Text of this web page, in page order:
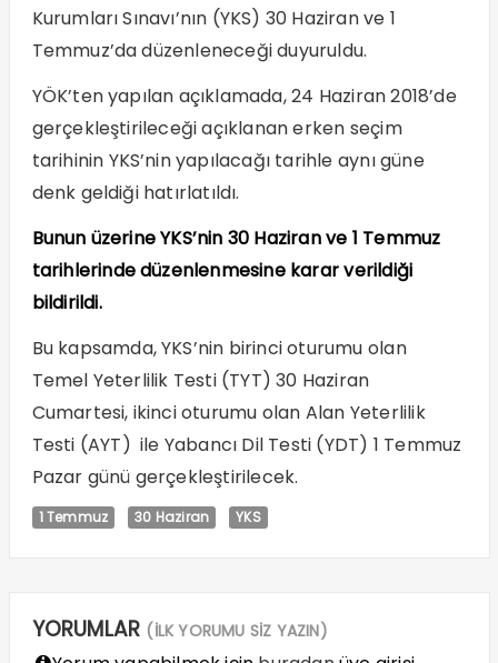
Kurumları Sınavı’nın (YKS) 30 Haziran ve 1
Temmuz’da düzenleneceği duyuruldu.
YÖK’ten yapılan açıklamada, 24 Haziran 2018’de
gerçekleştirileceği açıklanan erken seçim
tarihinin YKS’nin yapılacağı tarihle aynı güne
denk geldiği hatırlatıldı.
Bunun üzerine YKS’nin 30 Haziran ve 1 Temmuz
tarihlerinde düzenlenmesine karar verildiği
bildirildi.
Bu kapsamda, YKS’nin birinci oturumu olan
Temel Yeterlilik Testi (TYT) 30 Haziran
Cumartesi, ikinci oturumu olan Alan Yeterlilik
Testi (AYT) ile Yabancı Dil Testi (YDT) 1 Temmuz
Pazar günü gerçekleştirilecek.
1 Temmuz 30 Haziran YKS
YORUMLAR (İLK YORUMU SİZ YAZIN)